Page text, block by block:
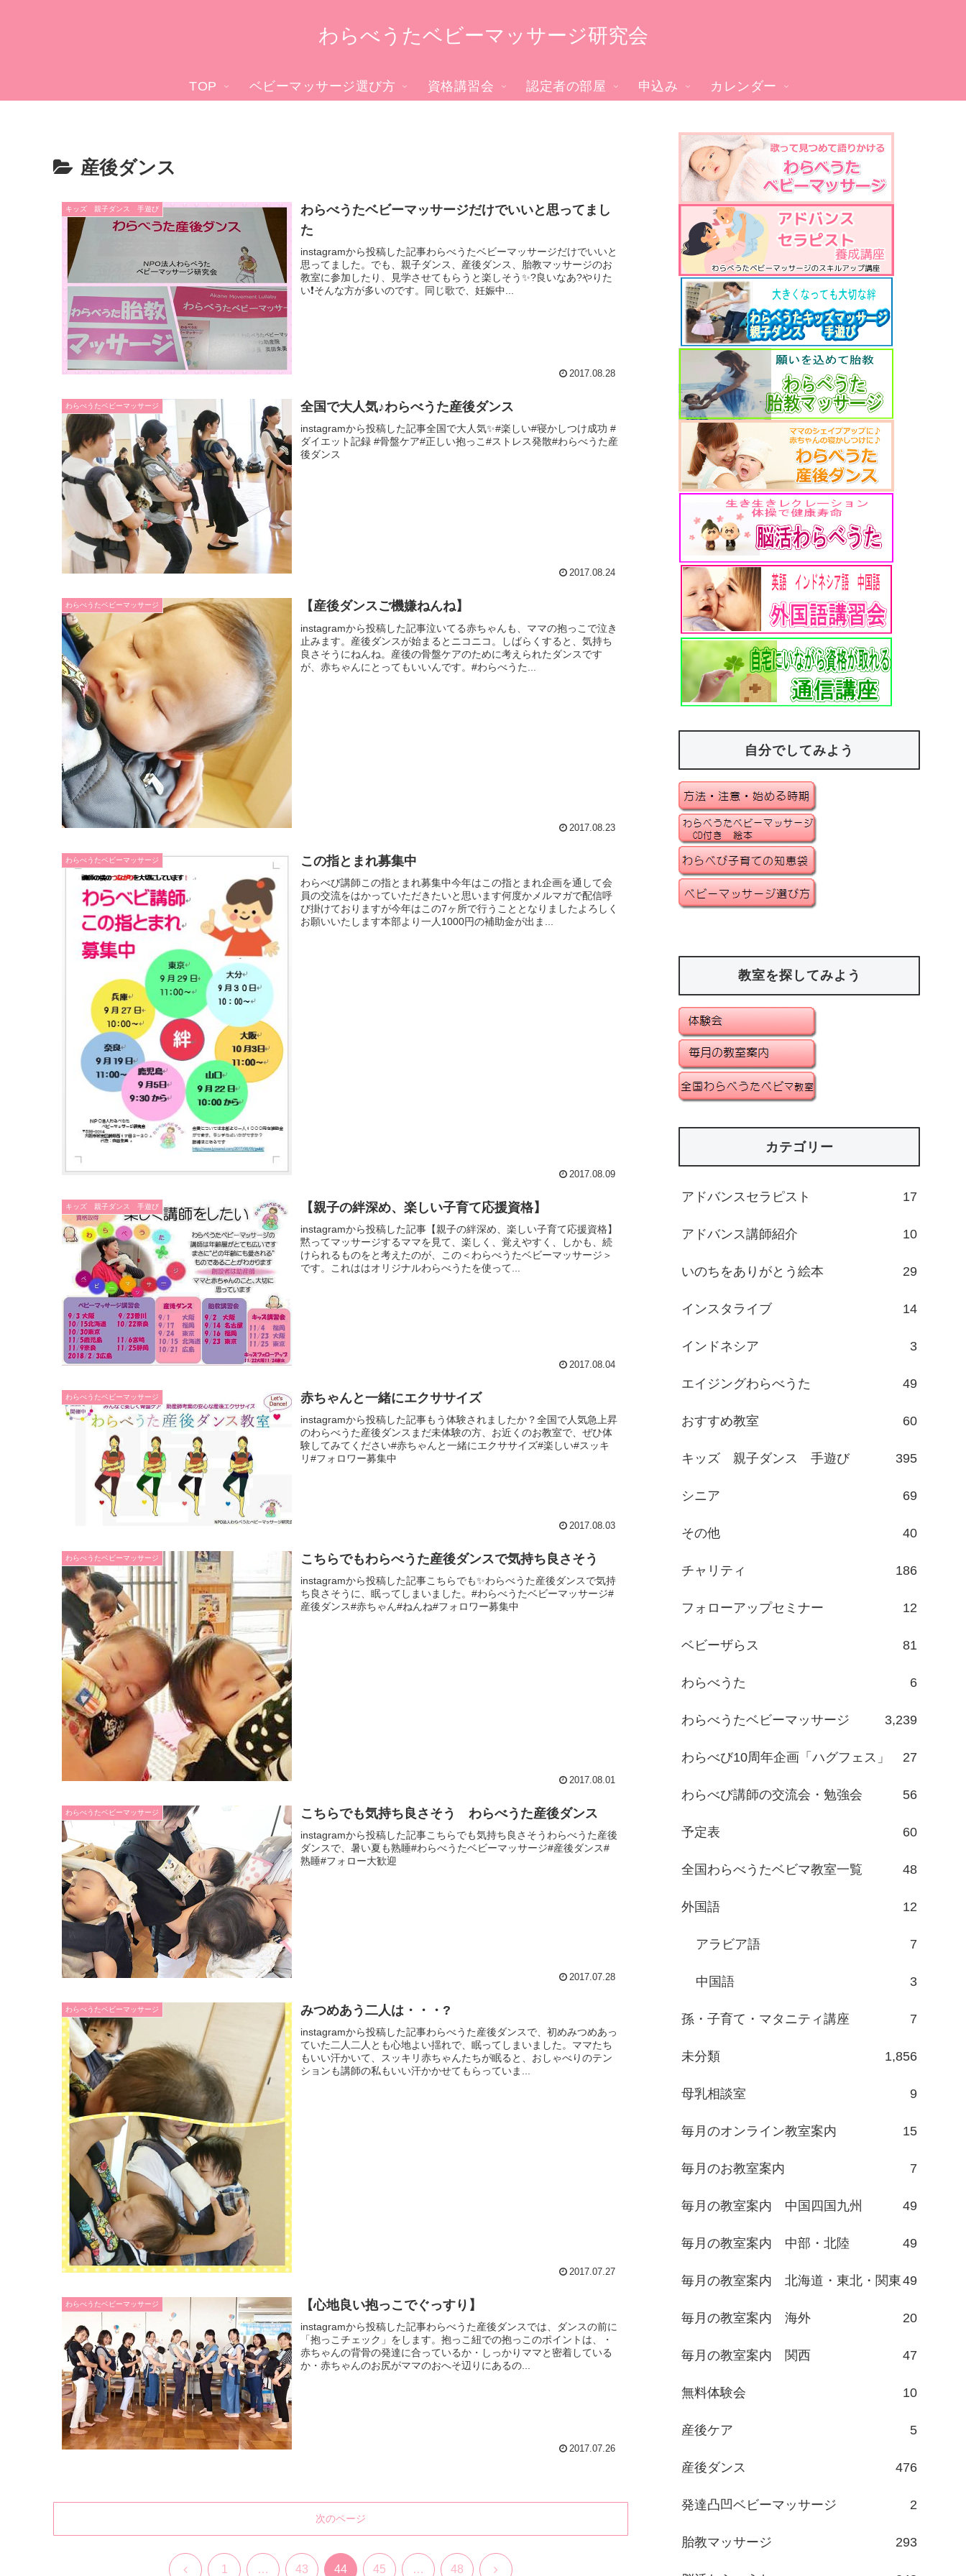
わらべうたベビーマッサージ研究会
TOP ベビーマッサージ選び方 資格講習会 認定者の部屋 申込み カレンダー
産後ダンス
キッズ 親子ダンス 手遊び
わらべうたベビーマッサージだけでいいと思ってまし
た
instagramから投稿した記事わらべうたベビーマッサージだけでいいと
思ってました。でも、親子ダンス、産後ダンス、胎教マッサージのお
教室に参加したり、見学させてもらうと楽しそう✨?良いなあ?やりた
い❗そんな方が多いのです。同じ歌で、妊娠中...
2017.08.28
わらべうたベビーマッサージ 全国で大人気♪わらべうた産後ダンス
instagramから投稿した記事全国で大人気✨#楽しい#寝かしつけ成功 #
ダイエット記録 #骨盤ケア#正しい抱っこ#ストレス発散#わらべうた産
後ダンス
2017.08.24
わらべうたベビーマッサージ 【産後ダンスご機嫌ねんね】
instagramから投稿した記事泣いてる赤ちゃんも、ママの抱っこで泣き
止みます。産後ダンスが始まるとニコニコ。しばらくすると、気持ち
良さそうにねんね。産後の骨盤ケアのために考えられたダンスです
が、赤ちゃんにとってもいいんです。#わらべうた...
2017.08.23
わらべうたベビーマッサージ この指とまれ募集中
わらべび講師この指とまれ募集中今年はこの指とまれ企画を通して会
員の交流をはかっていただきたいと思います何度かメルマガで配信呼
び掛けておりますが今年はこの7ヶ所で行うこととなりましたよろしく
お願いいたします本部より一人1000円の補助金が出ま...
2017.08.09
キッズ 親子ダンス 手遊び 【親子の絆深め、楽しい子育て応援資格】
instagramから投稿した記事【親子の絆深め、楽しい子育て応援資格】
黙ってマッサージするママを見て、楽しく、覚えやすく、しかも、続
けられるものをと考えたのが、この＜わらべうたベビーマッサージ＞
です。これははオリジナルわらべうたを使って...
2017.08.04
わらべうたベビーマッサージ 赤ちゃんと一緒にエクササイズ
instagramから投稿した記事もう体験されましたか？全国で人気急上昇️️
のわらべうた産後ダンスまだ未体験の方、お近くのお教室で、ぜひ体
験してみてください#赤ちゃんと一緒にエクササイズ#楽しい#スッキ
リ#フォロワー募集中
2017.08.03
わらべうたベビーマッサージ こちらでもわらべうた産後ダンスで気持ち良さそう
instagramから投稿した記事こちらでも✨わらべうた産後ダンスで気持
ち良さそうに、眠ってしまいました。#わらべうたベビーマッサージ#
産後ダンス#赤ちゃん#ねんね#フォロワー募集中
2017.08.01
わらべうたベビーマッサージ こちらでも気持ち良さそう わらべうた産後ダンス
instagramから投稿した記事こちらでも気持ち良さそうわらべうた産後
ダンスで、暑い夏も熟睡#わらべうたベビーマッサージ#産後ダンス#
熟睡#フォロー大歓迎
2017.07.28
わらべうたベビーマッサージ みつめあう二人は・・・?
instagramから投稿した記事わらべうた産後ダンスで、初めみつめあっ
ていた二人二人とも心地よい揺れで、眠ってしまいました。ママたち
もいい汗かいて、スッキリ赤ちゃんたちが眠ると、おしゃべりのテン
ションも講師の私もいい汗かかせてもらっていま...
2017.07.27
わらべうたベビーマッサージ 【心地良い抱っこでぐっすり】
instagramから投稿した記事わらべうた産後ダンスでは、ダンスの前に
「抱っこチェック」をします。抱っこ紐での抱っこのポイントは、・
赤ちゃんの背骨の発達に合っているか・しっかりママと密着している
か・赤ちゃんのお尻がママのおへそ辺りにあるの...
2017.07.26
次のページ
前 1 … 43 44 45 … 48 次
自分でしてみよう
教室を探してみよう
カテゴリー
アドバンスセラピスト 17
アドバンス講師紹介 10
いのちをありがとう絵本 29
インスタライブ 14
インドネシア 3
エイジングわらべうた 49
おすすめ教室 60
キッズ 親子ダンス 手遊び 395
シニア 69
その他 40
チャリティ 186
フォローアップセミナー 12
ベビーザらス 81
わらべうた 6
わらべうたベビーマッサージ 3,239
わらべび10周年企画「ハグフェス」 27
わらべび講師の交流会・勉強会 56
予定表 60
全国わらべうたベビマ教室一覧 48
外国語 12
アラビア語 7
中国語 3
孫・子育て・マタニティ講座 7
未分類 1,856
母乳相談室 9
毎月のオンライン教室案内 15
毎月のお教室案内 7
毎月の教室案内 中国四国九州 49
毎月の教室案内 中部・北陸 49
毎月の教室案内 北海道・東北・関東49
毎月の教室案内 海外 20
毎月の教室案内 関西 47
無料体験会 10
産後ケア 5
産後ダンス 476
発達凸凹ベビーマッサージ 2
胎教マッサージ 293